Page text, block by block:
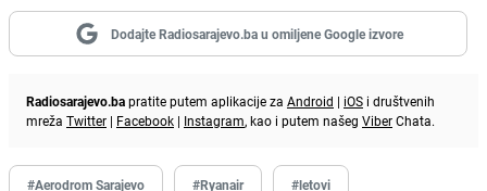
Dodajte Radiosarajevo.ba u omiljene Google izvore
Radiosarajevo.bapratite putem aplikacije za Android | iOS i društvenih
mreža Twitter | Facebook | Instagram, kao i putem našeg ViberChata.
#Aerodrom Sarajevo #Ryanair #letovi